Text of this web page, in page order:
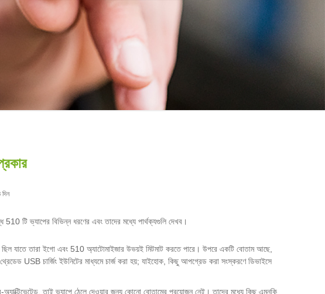
510 টি ভ্যাপের বিভিন্ন ধরণের এবং তাদের মধ্যে পার্থক্যগুলি দেখব।
ছিল যাতে তারা ইগো এবং 510 অ্যাটোমাইজার উভয়ই মিটমাট করতে পারে। উপরে একটি বোতাম আছে,
USB চার্জিং ইউনিটের মাধ্যমে চার্জ করা হয়; যাইহোক, কিছু আপগ্রেড করা সংস্করণে ডিভাইসে
তাই ভ্যাপে ঠেলে দেওয়ার জন্য কোনো বোতামের প্রয়োজন নেই। তাদের মধ্যে কিছু এমনকি